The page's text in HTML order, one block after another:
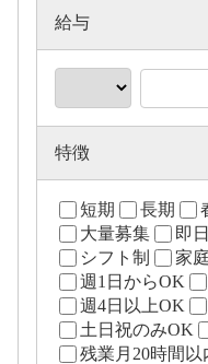
給与
特徴
短期 長期
大量募集
即
シフト制
家
週1日からOK
週4日以上OK
土日祝のみOK
残業月20時間以